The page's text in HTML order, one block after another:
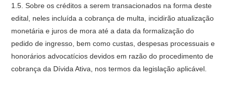
1.5. Sobre os créditos a serem transacionados na forma deste
edital, neles incluída a cobrança de multa, incidirão atualização
monetária e juros de mora até a data da formalização do
pedido de ingresso, bem como custas, despesas processuais e
honorários advocatícios devidos em razão do procedimento de
cobrança da Dívida Ativa, nos termos da legislação aplicável.